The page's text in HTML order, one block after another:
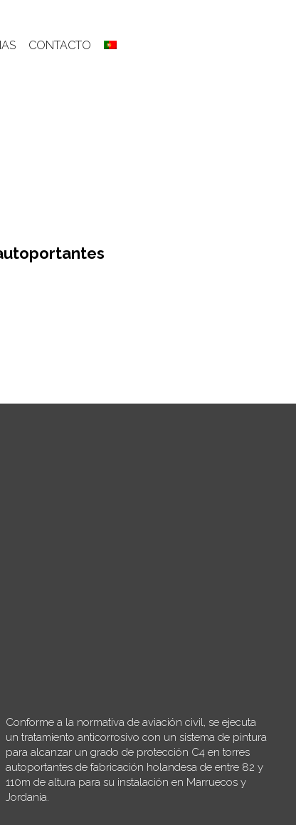
CONTACTO
Conforme a la normativa de aviación civil, se ejecuta
un tratamiento anticorrosivo con un sistema de pintura
para alcanzar un grado de protección C4 en torres
autoportantes de fabricación holandesa de entre 82 y
110m de altura para su instalación en Marruecos y
Jordania.